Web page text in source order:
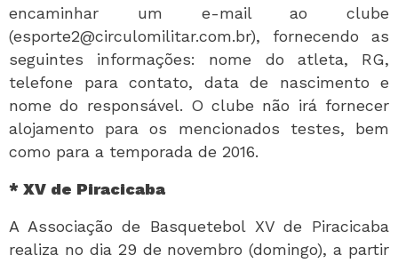
encaminhar um e-mail ao clube
(esporte2@circulomilitar.com.br), fornecendo as
seguintes informações: nome do atleta, RG,
telefone para contato, data de nascimento e
nome do responsável. O clube não irá fornecer
alojamento para os mencionados testes, bem
como para a temporada de 2016.
* XV de Piracicaba
A Associação de Basquetebol XV de Piracicaba
realiza no dia 29 de novembro (domingo), a partir